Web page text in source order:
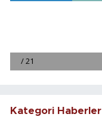
Kategori Haberler